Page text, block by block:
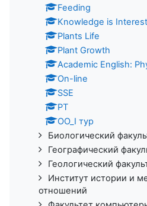
Feeding
Knowledge is
Plants Life
Plant Growth
Academic English:
On-line
SSE
PT
ОО_I тур
Биологический
Географический
Геологический
Институт истории и
отношений